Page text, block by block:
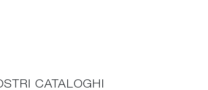
CATALOGHI